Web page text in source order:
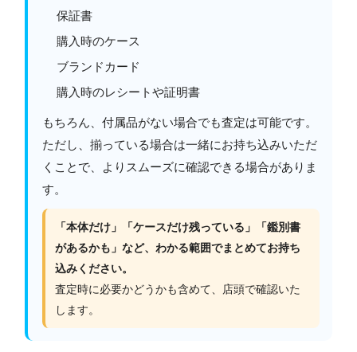
保証書
購入時のケース
ブランドカード
購入時のレシートや証明書
もちろん、付属品がない場合でも査定は可能です。
ただし、揃っている場合は一緒にお持ち込みいただ
くことで、よりスムーズに確認できる場合がありま
す。
「本体だけ」「ケースだけ残っている」「鑑別書
があるかも」など、わかる範囲でまとめてお持ち
込みください。
査定時に必要かどうかも含めて、店頭で確認いた
します。